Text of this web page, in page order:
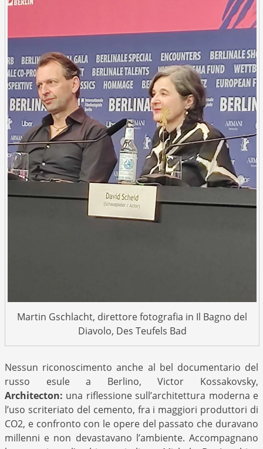
Martin Gschlacht, direttore fotografia in Il Bagno del
Diavolo, Des Teufels Bad
Nessun riconoscimento anche al bel documentario del
russo esule a Berlino, Victor Kossakovsky,
Architecton: una riflessione sull’architettura moderna e
l’uso scriteriato del cemento, fra i maggiori produttori di
CO2, e confronto con le opere del passato che duravano
millenni e non devastavano l’ambiente. Accompagnano